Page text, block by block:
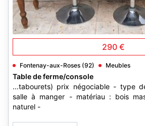
290 €
Fontenay-aux-Roses (92) Meubles
Table de ferme/console
...tabourets) prix négociable - type
salle à manger - matériau : bois
naturel -